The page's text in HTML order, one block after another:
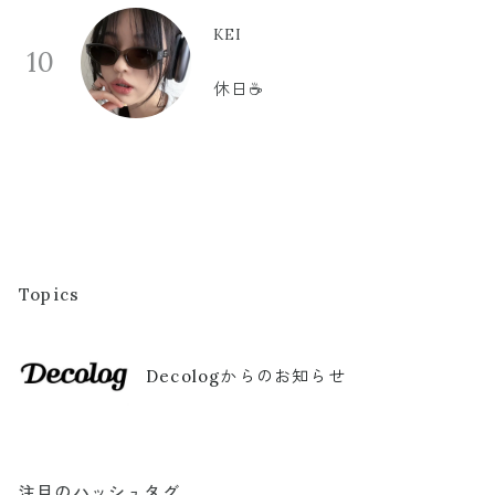
10
KEI
休日☕️
Topics
Decologからのお知らせ